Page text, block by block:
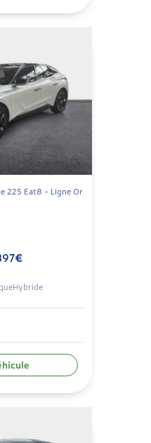
225 Eat8 - Ligne Or
Hybride